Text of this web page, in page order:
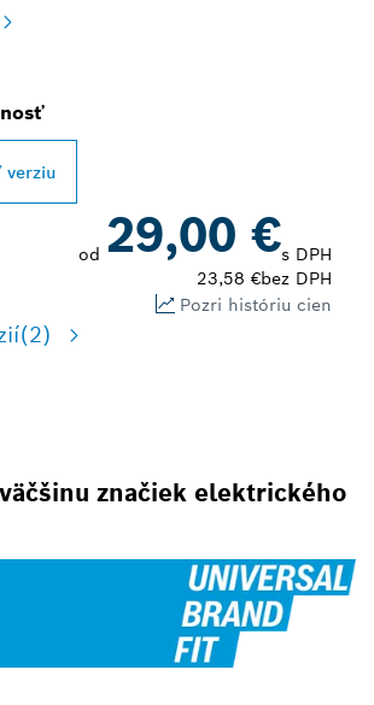
verziu
od 29,00 €s DPH
23,58 €bez DPH
Pozri históriu cien
(2)
značiek elektrického